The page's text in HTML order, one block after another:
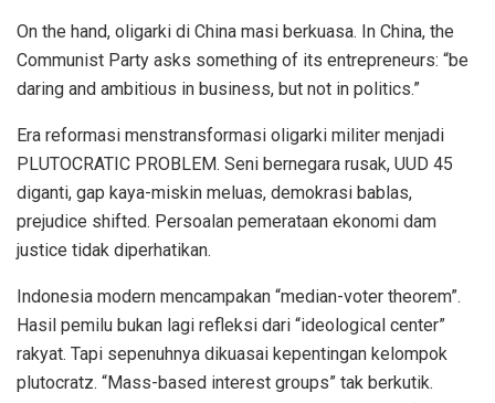
On the hand, oligarki di China masi berkuasa. In China, the
Communist Party asks something of its entrepreneurs: “be
daring and ambitious in business, but not in politics.”
Era reformasi menstransformasi oligarki militer menjadi
PLUTOCRATIC PROBLEM. Seni bernegara rusak, UUD 45
diganti, gap kaya-miskin meluas, demokrasi bablas,
prejudice shifted. Persoalan pemerataan ekonomi dam
justice tidak diperhatikan.
Indonesia modern mencampakan “median-voter theorem”.
Hasil pemilu bukan lagi refleksi dari “ideological center”
rakyat. Tapi sepenuhnya dikuasai kepentingan kelompok
plutocratz. “Mass-based interest groups” tak berkutik.